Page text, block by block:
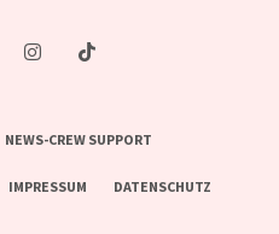
NEWS-CREW SUPPORT
IMPRESSUM DATENSCHUTZ